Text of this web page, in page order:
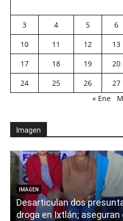
3
4 5 6
10
11 12 13
17
18 19 20
24
25 26 27
« Ene
Imagen
IMAGEN
Desarticulan dos
droga en Ixtlán;